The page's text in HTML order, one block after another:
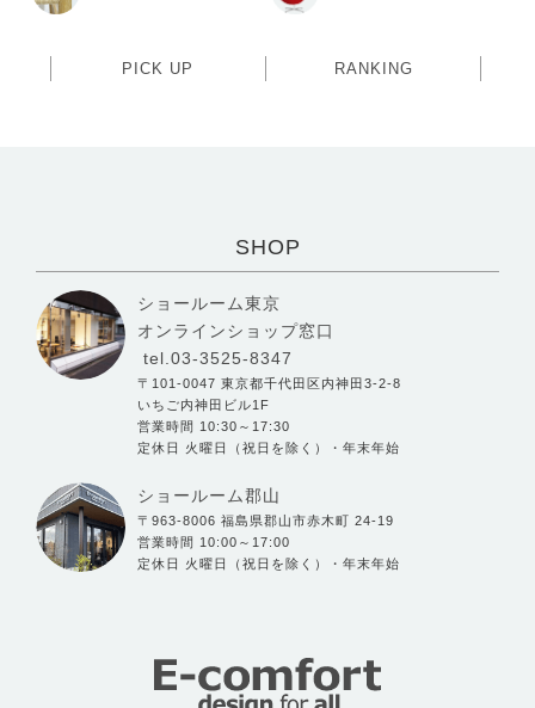
PICK UP RANKING
SHOP
ショールーム東京
オンラインショップ窓口
tel.03-3525-8347
〒101-0047 東京都千代田区内神田3-2-8
いちご内神田ビル1F
営業時間 10:30～17:30
定休日 火曜日（祝日を除く）・年末年始
ショールーム郡山
〒963-8006 福島県郡山市赤木町 24-19
営業時間 10:00～17:00
定休日 火曜日（祝日を除く）・年末年始